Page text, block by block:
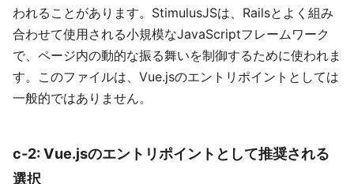
われることがあります。StimulusJSは、Railsとよく組み
合わせて使用される小規模なJavaScriptフレームワーク
で、ページ内の動的な振る舞いを制御するために使われま
す。このファイルは、Vue.jsのエントリポイントとしては
一般的ではありません。
c-2: Vue.jsのエントリポイントとして推奨される
選択